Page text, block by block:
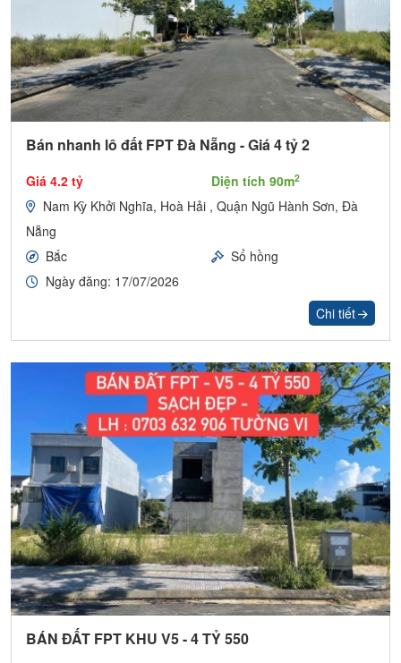
Bán nhanh lô đất FPT Đà Nẵng - Giá 4 tỷ 2
Giá 4.2 tỷ Diện tích 90m2
Nam Kỳ Khởi Nghĩa, Hoà Hải , Quận Ngũ Hành Sơn, Đà
Nẵng
Bắc
Sổ hồng
Ngày đăng: 17/07/2026
Chi tiết
BÁN ĐẤT FPT KHU V5 - 4 TỶ 550